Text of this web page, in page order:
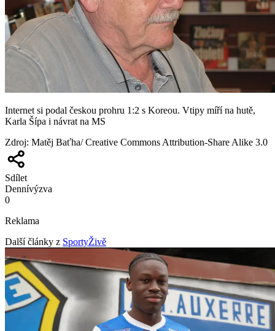
Internet si podal českou prohru 1:2 s Koreou. Vtipy míří na hutě,
Karla Šípa i návrat na MS
Zdroj: Matěj Baťha/ Creative Commons Attribution-Share Alike 3.0
Sdílet
Dennívýzva
0
Reklama
Další články z SportyŽivě